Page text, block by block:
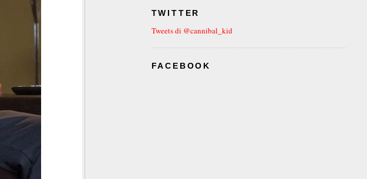
TWITTER
Tweets di @cannibal_kid
FACEBOOK